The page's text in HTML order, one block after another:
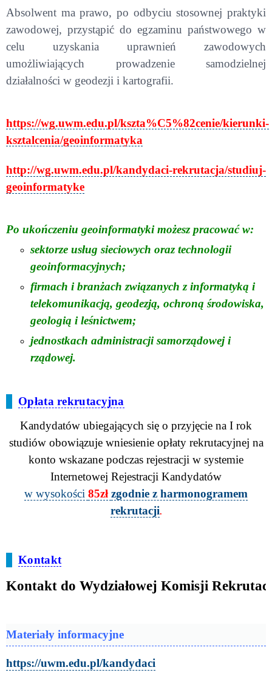
Absolwent ma prawo, po odbyciu stosownej praktyki
zawodowej, przystąpić do egzaminu państwowego w
celu uzyskania uprawnień zawodowych
umożliwiających prowadzenie samodzielnej
działalności w geodezji i kartografii.
https://wg.uwm.edu.pl/kszta%C5%82cenie/kierunki-
ksztalcenia/geoinformatyka
http://wg.uwm.edu.pl/kandydaci-rekrutacja/studiuj-
geoinformatyke
Po ukończeniu geoinformatyki możesz pracować w:
sektorze usług sieciowych oraz technologii
geoinformacyjnych;
firmach i branżach związanych z informatyką i
telekomunikacją, geodezją, ochroną środowiska,
geologią i leśnictwem;
jednostkach administracji samorządowej i
rządowej.
Opłata rekrutacyjna
Kandydatów ubiegających się o przyjęcie na I rok
studiów obowiązuje wniesienie opłaty rekrutacyjnej na
konto wskazane podczas rejestracji w systemie
Internetowej Rejestracji Kandydatów
w wysokości 85zł zgodnie z harmonogramem
rekrutacji.
Kontakt
Kontakt do Wydziałowej Komisji
Materiały informacyjne
https://uwm.edu.pl/kandydaci